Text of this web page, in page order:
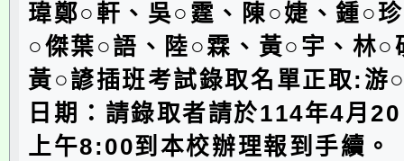
瑋鄭○軒、吳○霆、陳○婕、鍾○
○傑葉○語、陸○霖、黃○宇、林○
黃○諺插班考試錄取名單正取:游
日期：請錄取者請於114年4月
上午8:00到本校辦理報到手續。